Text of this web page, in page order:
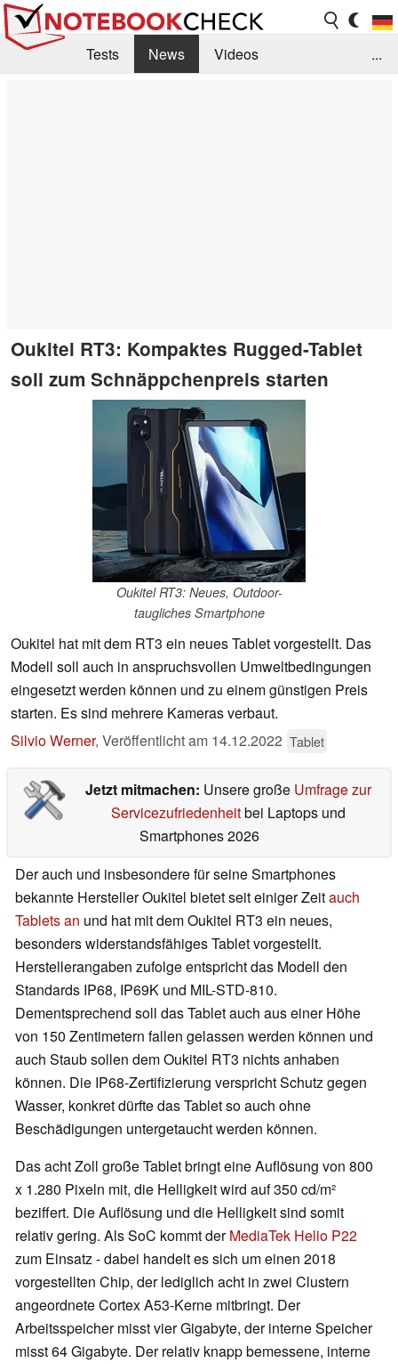
Tests News
Videos
...
Oukitel RT3: Kompaktes Rugged-Tablet
soll zum Schnäppchenpreis starten
Oukitel RT3: Neues, Outdoor-
taugliches Smartphone
Oukitel hat mit dem RT3 ein neues Tablet vorgestellt. Das
Modell soll auch in anspruchsvollen Umweltbedingungen
eingesetzt werden können und zu einem günstigen Preis
starten. Es sind mehrere Kameras verbaut.
Silvio Werner, Veröffentlicht am 14.12.2022 Tablet
Jetzt mitmachen: Unsere große Umfrage zur
Servicezufriedenheitbei Laptops und
Smartphones 2026
Der auch und insbesondere für seine Smartphones
bekannte Hersteller Oukitel bietet seit einiger Zeitauch
Tablets an und hat mit dem Oukitel RT3 ein neues,
besonders widerstandsfähiges Tablet vorgestellt.
Herstellerangaben zufolge entspricht das Modell den
Standards IP68, IP69K und MIL-STD-810.
Dementsprechend soll das Tablet auch aus einer Höhe
von 150 Zentimetern fallen gelassen werden können und
auch Staub sollen dem Oukitel RT3 nichts anhaben
können. Die IP68-Zertifizierung verspricht Schutz gegen
Wasser, konkret dürfte das Tablet so auch ohne
Beschädigungen untergetaucht werden können.
Das acht Zoll große Tablet bringt eine Auflösung von 800
x 1.280 Pixeln mit, die Helligkeit wird auf 350 cd/m²
beziffert. Die Auflösung und die Helligkeit sind somit
relativ gering. Als SoC kommt derMediaTek Helio P22
zum Einsatz - dabei handelt es sich um einen 2018
vorgestellten Chip, der lediglich acht in zwei Clustern
angeordnete Cortex A53-Kerne mitbringt. Der
Arbeitsspeicher misst vier Gigabyte, der interne Speicher
misst 64 Gigabyte. Der relativ knapp bemessene, interne